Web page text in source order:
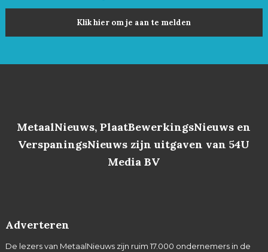
Klik hier om je aan te melden
MetaalNieuws, PlaatBewerkingsNieuws en
VerspaningsNieuws zijn uitgaven van 54U
Media BV
Adverteren
De lezers van MetaalNieuws zijn ruim 17.000 ondernemers in de